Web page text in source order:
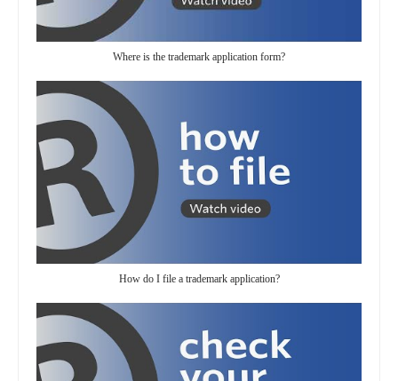
Where is the trademark application form?
How do I file a trademark application?